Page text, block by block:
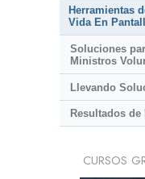
Herramientas
Vida En
Soluciones
Ministros
Llevando
Resultados
CURSOS